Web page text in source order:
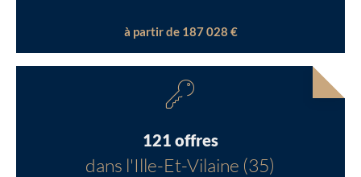
à partir de 187 028 €
121 offres
dans l'Ille-Et-Vilaine (35)